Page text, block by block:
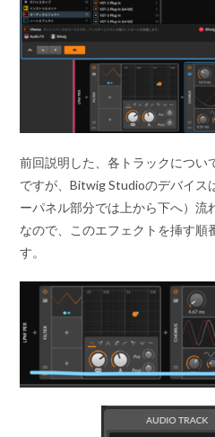
前回説明した、各トラックについ
ですが、Bitwig Studioのデバイス
ーパネル部分では上から下へ）流
なので、このエフェクトを挿す順
す。